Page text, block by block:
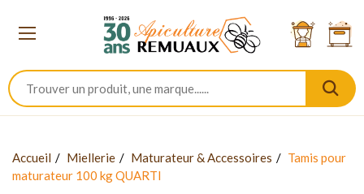
Accueil Miellerie Maturateur & Accessoires
Tamis pour
maturateur 100 kg QUARTI